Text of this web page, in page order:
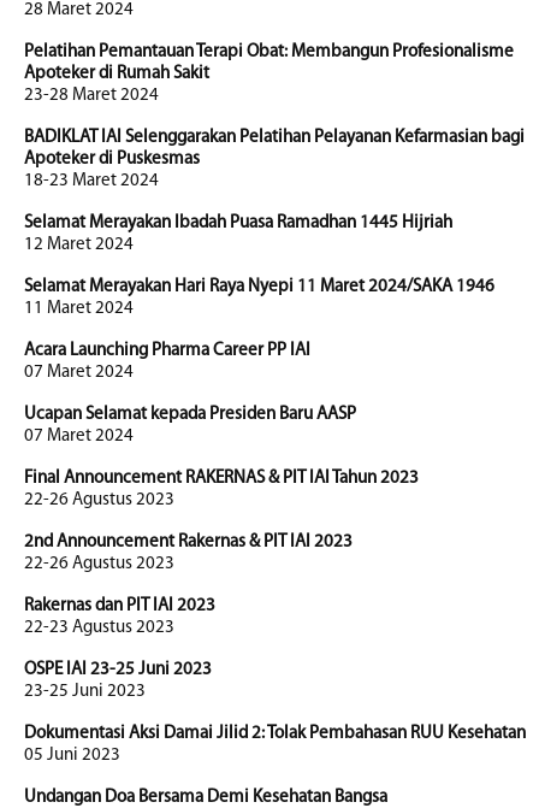
28 Maret 2024
Pelatihan Pemantauan Terapi Obat: Membangun Profesionalisme
Apoteker di Rumah Sakit
23-28 Maret 2024
BADIKLAT IAI Selenggarakan Pelatihan Pelayanan Kefarmasian bagi
Apoteker di Puskesmas
18-23 Maret 2024
Selamat Merayakan Ibadah Puasa Ramadhan 1445 Hijriah
12 Maret 2024
Selamat Merayakan Hari Raya Nyepi 11 Maret 2024/SAKA 1946
11 Maret 2024
Acara Launching Pharma Career PP IAI
07 Maret 2024
Ucapan Selamat kepada Presiden Baru AASP
07 Maret 2024
Final Announcement RAKERNAS & PIT IAI Tahun 2023
22-26 Agustus 2023
2nd Announcement Rakernas & PIT IAI 2023
22-26 Agustus 2023
Rakernas dan PIT IAI 2023
22-23 Agustus 2023
OSPE IAI 23-25 Juni 2023
23-25 Juni 2023
Dokumentasi Aksi Damai Jilid 2: Tolak Pembahasan RUU Kesehatan
05 Juni 2023
Undangan Doa Bersama Demi Kesehatan Bangsa